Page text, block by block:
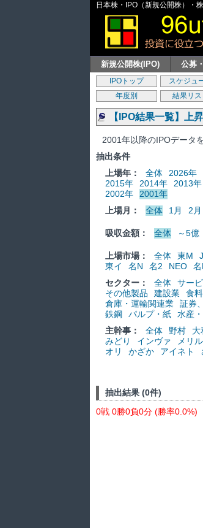
日本株・IPO（新規公開株）・
新規公開株(IPO) 公募
IPOトップ スケジュ
年度別
結果リス
【IPO結果一覧】上
2001年以降のIPOデータ
抽出条件
上場年：
全体 2026年
2015年
2014年 2013年
2002年
2001年
上場月：
全体 1月 2月
吸収金額： 全体 ～5億
上場市場： 全体 東M
東イ
名N 名2 NEO
セクター：
全体 サー
その他製品
建設業 食
倉庫・運輸関連業
証券
鉄鋼
パルプ・紙 水産
主幹事：
全体 野村 大
みどり
インヴァ メリル
オリ
かざか アイネト
抽出結果 (0件)
0戦 0勝0負0分 (勝率0.0%)